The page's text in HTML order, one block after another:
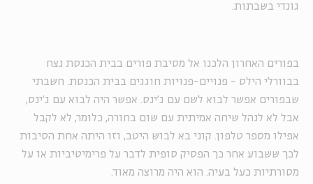
גונדי בשבתות.
בפורים האחרון הלכנו אל מסיבת פורים בבית הכנסת נצח
בבוורלי הילס - פנויים-פנויות חוגגים בבית הכנסת. חשבתי
שבפורים אפשר לבוא לשם עם ג'ינס. אפשר היה לבוא עם ג'ינס,
אבל לא לנהל שיחה אמיתית עם שום בחורה, כלומר, לא לקבל
אפילו מספר טלפון. קוני בא לבוש היטב, וזו היתה אחת הסיבות
לכך ששבוע אחר כך הפסיק סופית לדבר על פרימיטיביות או על
מסורתיות כעל בעיה. הוא היה מרוצה מאוד.